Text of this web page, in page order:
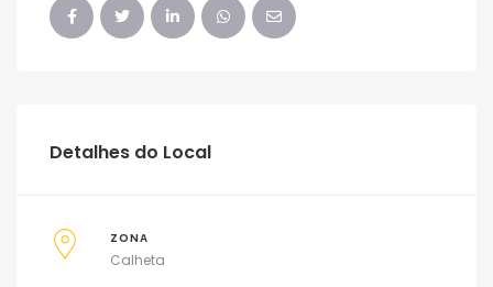
Detalhes do Local
ZONA
Calheta